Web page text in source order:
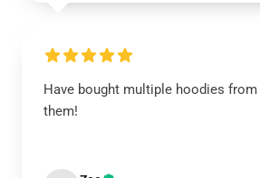
Have bought multiple hoodies
them!